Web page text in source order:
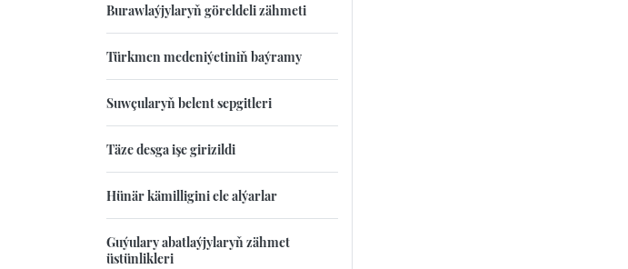
Burawlaýjylaryň göreldeli zähmeti
Türkmen medeniýetiniň baýramy
Suwçularyň belent sepgitleri
Täze desga işe girizildi
Hünär kämilligini ele alýarlar
Guýulary abatlaýjylaryň zähmet
üstünlikleri